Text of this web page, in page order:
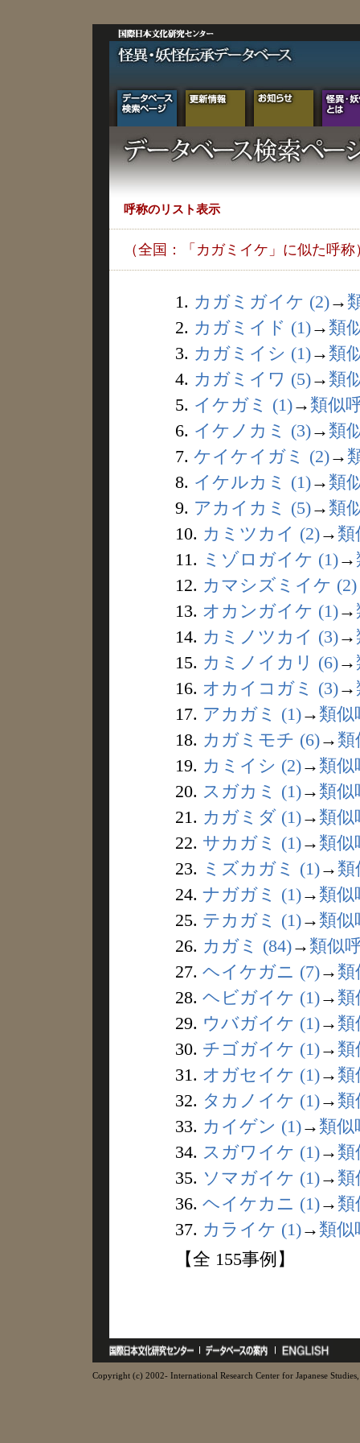
呼称のリスト表示
（全国：「カガミイケ」に似た呼称
1. カガミガイケ (2)→
2. カガミイド (1)→ 類
3. カガミイシ (1)→ 類
4. カガミイワ (5)→ 類
5. イケガミ (1)→ 類似
6. イケノカミ (3)→ 類
7. ケイケイガミ (2)→
8. イケルカミ (1)→ 類
9. アカイカミ (5)→ 類
10. カミツカイ (2)→ 類
11. ミゾロガイケ (1)→
12. カマシズミイケ (2)
13. オカンガイケ (1)→
14. カミノツカイ (3)→
15. カミノイカリ (6)→
16. オカイコガミ (3)→
17. アカガミ (1)→ 類似
18. カガミモチ (6)→ 類
19. カミイシ (2)→ 類似
20. スガカミ (1)→ 類似
21. カガミダ (1)→ 類似
22. サカガミ (1)→ 類似
23. ミズカガミ (1)→ 類
24. ナガガミ (1)→ 類似
25. テカガミ (1)→ 類似
26. カガミ (84)→ 類似
27. ヘイケガニ (7)→ 類
28. ヘビガイケ (1)→ 類
29. ウバガイケ (1)→ 類
30. チゴガイケ (1)→ 類
31. オガセイケ (1)→ 類
32. タカノイケ (1)→ 類
33. カイゲン (1)→ 類似
34. スガワイケ (1)→ 類
35. ソマガイケ (1)→ 類
36. ヘイケカニ (1)→ 類
37. カライケ (1)→ 類似
【全 155事例】
Copyright (c) 2002- International Research Center for Japanese